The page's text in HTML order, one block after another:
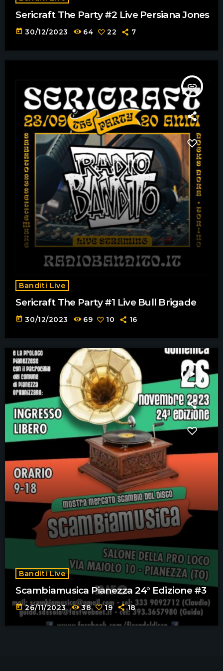
Sericraft The Party #2 Live Persiana Jones
today 30/12/2023 64 22 7
insert_link
Banditi Live
Sericraft The Party #1 Live Bull Brigade
today 30/12/2023 69 10 16
play_arrow
Banditi Live
Scambiamusica Pianezza 24° Edizione #3
today 26/11/2023 38 19 18